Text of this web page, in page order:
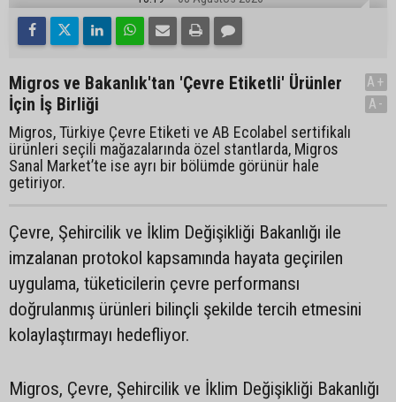
Migros ve Bakanlık'tan 'Çevre Etiketli' Ürünler
İçin İş Birliği
Migros, Türkiye Çevre Etiketi ve AB Ecolabel sertifikalı
ürünleri seçili mağazalarında özel stantlarda, Migros
Sanal Market’te ise ayrı bir bölümde görünür hale
getiriyor.
A+
A-
Çevre, Şehircilik ve İklim Değişikliği Bakanlığı ile
imzalanan protokol kapsamında hayata geçirilen
uygulama, tüketicilerin çevre performansı
doğrulanmış ürünleri bilinçli şekilde tercih etmesini
kolaylaştırmayı hedefliyor.
Migros, Çevre, Şehircilik ve İklim Değişikliği Bakanlığı